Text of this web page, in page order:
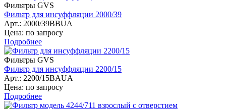
Фильтры GVS
Фильтр для инсуффляции 2000/39
Арт.: 2000/39BBUA
Цена: по запросу
Подробнее
Фильтры GVS
Фильтр для инсуффляции 2200/15
Арт.: 2200/15BAUA
Цена: по запросу
Подробнее